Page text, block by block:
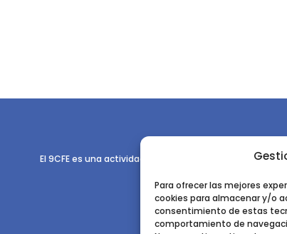
Para ofrecer las mejores
cookies para almacenar y/o
consentimiento de estas
comportamiento de
El 9CFE es una actividad promovida por la Sociedad
Instituto
Ctra. de